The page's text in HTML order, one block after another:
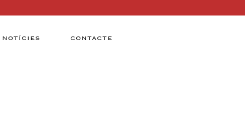
NOTÍCIES CONTACTE